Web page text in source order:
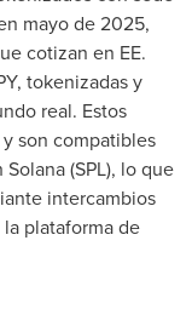
mayo de 2025,
cotizan en EE.
tokenizadas y
real. Estos
son compatibles
(SPL), lo que
intercambios
plataforma de